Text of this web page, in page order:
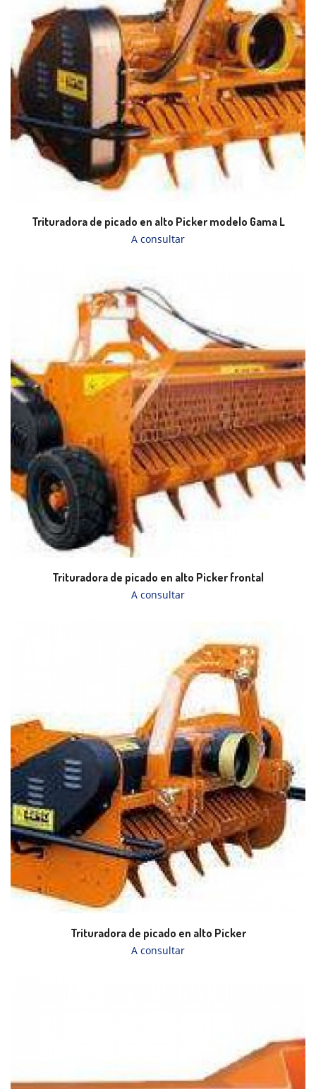
Trituradora de picado en alto Picker modelo Gama L
A consultar
Trituradora de picado en alto Picker frontal
A consultar
Trituradora de picado en alto Picker
A consultar